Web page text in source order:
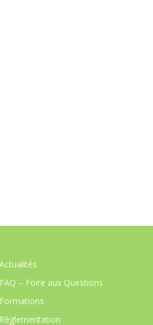
Actualités
FAQ – Foire aux Questions
Formations
Règlementation